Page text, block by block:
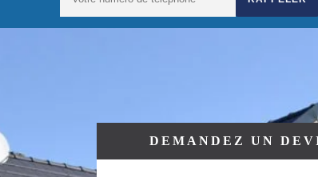
DEMANDEZ UN